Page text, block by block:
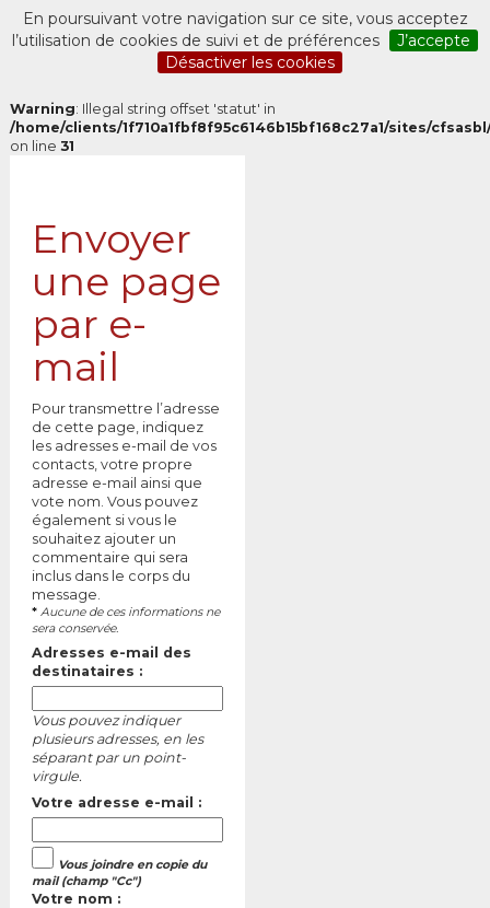
En poursuivant votre navigation sur ce site, vous acceptez
l’utilisation de cookies de suivi et de préférences
J’accepte
Désactiver les cookies
Warning: Illegal string offset 'statut' in
/home/clients/1f710a1fbf8f95c6146b15bf168c27a1/sites/
on line 31
Envoyer
une page
par e-
mail
Pour transmettre l’adresse
de cette page, indiquez
les adresses e-mail de vos
contacts, votre propre
adresse e-mail ainsi que
vote nom. Vous pouvez
également si vous le
souhaitez ajouter un
commentaire qui sera
inclus dans le corps du
message.
* Aucune de ces informations ne
sera conservée.
Adresses e-mail des
destinataires :
Vous pouvez indiquer
plusieurs adresses, en les
séparant par un point-
virgule.
Votre adresse e-mail :
Vous joindre en copie du
mail (champ "Cc")
Votre nom :